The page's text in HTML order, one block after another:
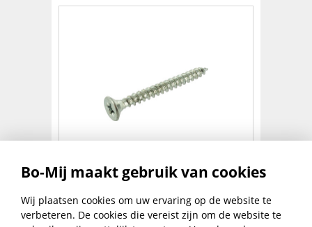
SPAANPLAATSCHR PKK 3X13
€0,74
excl. btw
per 100 stuks
NAAR PRODUCT
Bo-Mij maakt gebruik van cookies
Wij plaatsen cookies om uw ervaring op de website te
verbeteren. De cookies die vereist zijn om de website te